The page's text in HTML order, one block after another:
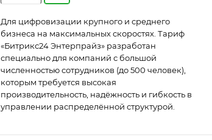
Для цифровизации крупного и среднего
бизнеса на максимальных скоростях. Тариф
«Битрикс24 Энтерпрайз» разработан
специально для компаний с большой
численностью сотрудников (до 500 человек),
которым требуется высокая
производительность, надёжность и гибкость в
управлении распределённой структурой.